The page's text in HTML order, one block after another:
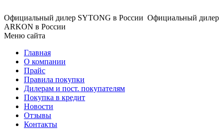
Официальный дилер SYTONG в России Официальный дилер
ARKON в России
Меню сайта
Главная
О компании
Прайс
Правила покупки
Дилерам и пост. покупателям
Покупка в кредит
Новости
Отзывы
Контакты